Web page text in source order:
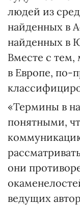
людей из
найденных в
найденных в
Вместе с тем,
в Европе, по-
«Термины в
понятными,
они
ведущих